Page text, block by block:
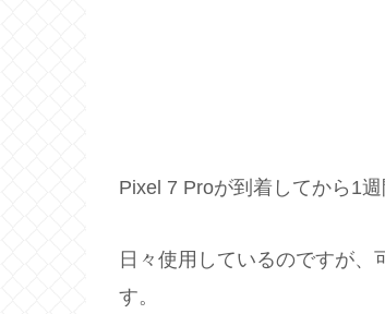
Pixel 7 Proが到着してから1週
日々使用しているのですが
す。